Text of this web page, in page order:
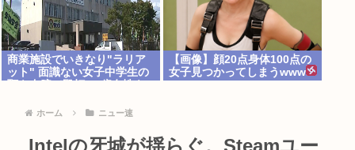
商業施設でいきなり"ラリア
ット" 面識ない女子中学生の
【画像】顔20点身体100点の
女子見つかってしまうwww
ホーム ニュー速
Intelの牙城が揺らぐ。Steamユー